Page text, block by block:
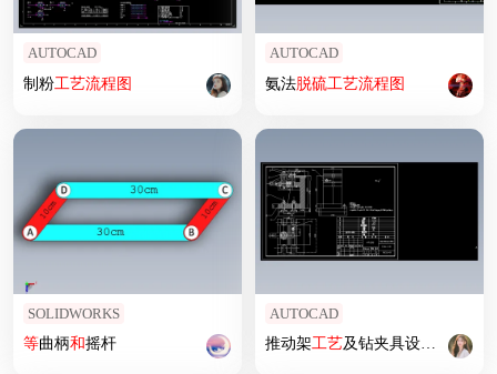
AUTOCAD
制粉工艺流程图
AUTOCAD
氨法脱硫工艺流程图
SOLIDWORKS
等曲柄和摇杆
AUTOCAD
推动架工艺及钻夹具设计全套(说明书、